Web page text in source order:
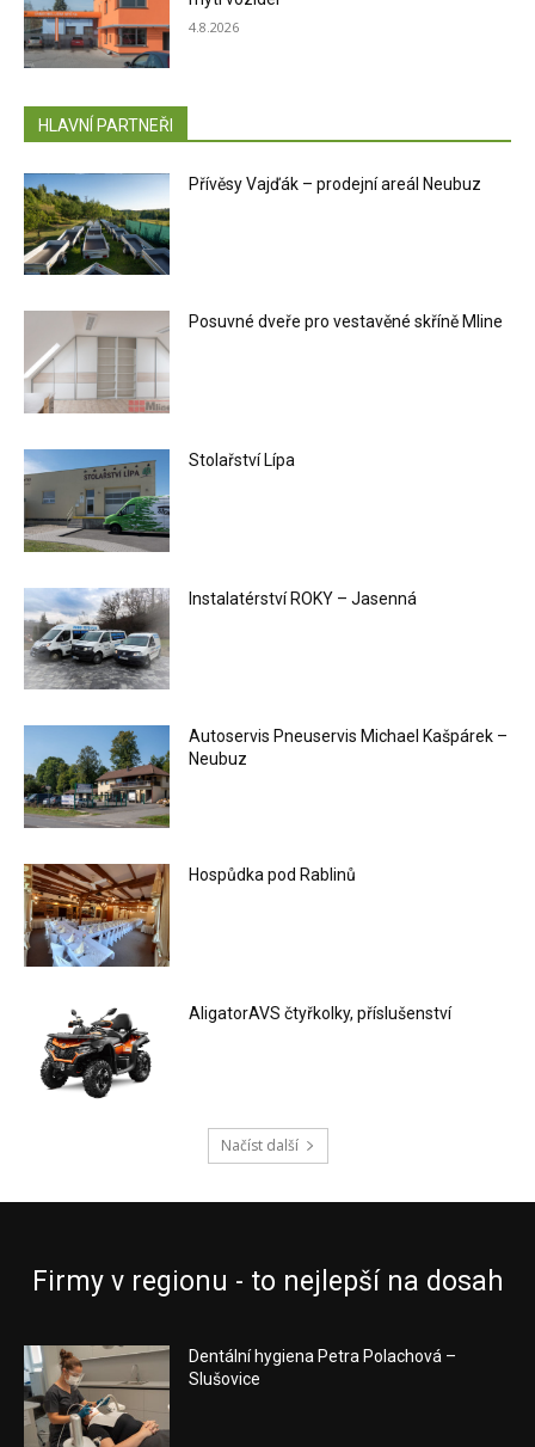
4.8.2026
HLAVNÍ PARTNEŘI
Přívěsy Vajďák – prodejní areál Neubuz
Posuvné dveře pro vestavěné skříně Mline
Stolařství Lípa
Instalatérství ROKY – Jasenná
Autoservis Pneuservis Michael Kašpárek –
Neubuz
Hospůdka pod Rablinů
AligatorAVS čtyřkolky, příslušenství
Načíst další
Firmy v regionu - to nejlepší na dosah
Dentální hygiena Petra Polachová –
Slušovice